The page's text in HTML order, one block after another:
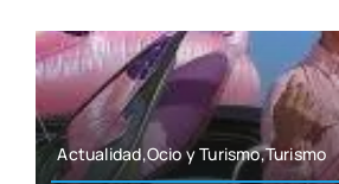
Actualidad,Ocio y Turismo,Turismo